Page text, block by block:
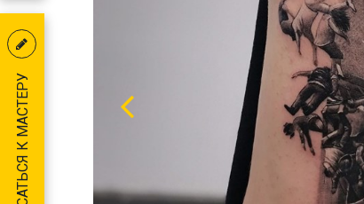
ЗАПИСАТЬСЯ К МАСТЕРУ